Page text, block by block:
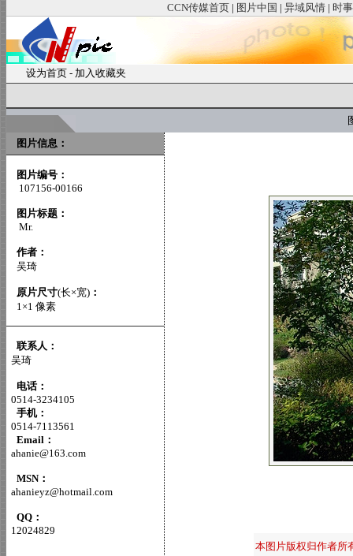
CCN传媒首页 | 图片中国 | 异域风情 | 时
设为首页 - 加入收藏夹
图片信息：
图片编号：
107156-00166
图片标题：
Mr.
作者：
吴琦
原片尺寸(长×宽) ：
1×1 像素
联系人：
吴琦
电话：
0514-3234105
手机：
0514-7113561
Email：
ahanie@163.com
MSN：
ahanieyz@hotmail.com
QQ：
12024829
本图片版权归作者所